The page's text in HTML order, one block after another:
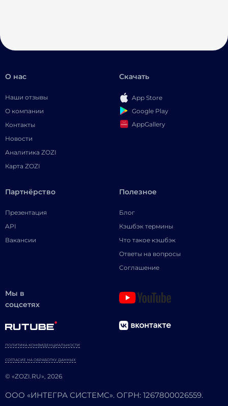
О нас
Наши отзывы
О компании
Контакты
Новости
Аналитика ZOZI
Карта ZOZI
Скачать
App Store
Google Play
AppGallery
Партнёрство
Презентация
API
Вакансии
Полезное
Блог
Кэшбэк термины
Что такое кэшбэк
Ответы на вопросы
Соглашение
Мы в
соцсетях
© «ZOZI.RU», 2026
ПОЛИТИКА КОНФИДЕНЦИАЛЬНОСТИ
СОГЛАСИЕ НА ОБРАБОТКУ ДАННЫХ
ООО «ИНТЕГРА СИСТЕМС». ОГРН: 1267800026559.